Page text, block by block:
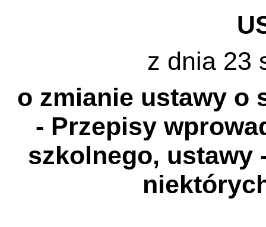
z dnia 23
o zmianie ustawy o
- Przepisy
szkolnego, ustawy